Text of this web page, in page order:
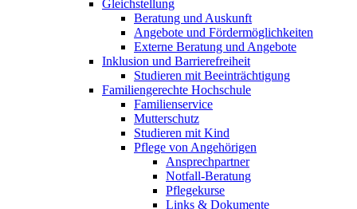
Gleichstellung
Beratung und Auskunft
Angebote und Fördermöglichkeiten
Externe Beratung und Angebote
Inklusion und Barrierefreiheit
Studieren mit Beeinträchtigung
Familiengerechte Hochschule
Familienservice
Mutterschutz
Studieren mit Kind
Pflege von Angehörigen
Ansprechpartner
Notfall-Beratung
Pflegekurse
Links & Dokumente